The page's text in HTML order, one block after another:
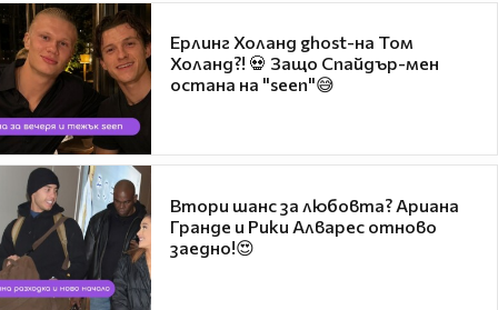
Ерлинг Холанд ghost-на Том
Холанд?! 💀 Защо Спайдър-мен
остана на "seen"😅
Втори шанс за любовта? Ариана
Гранде и Рики Алварес отново
заедно!😍